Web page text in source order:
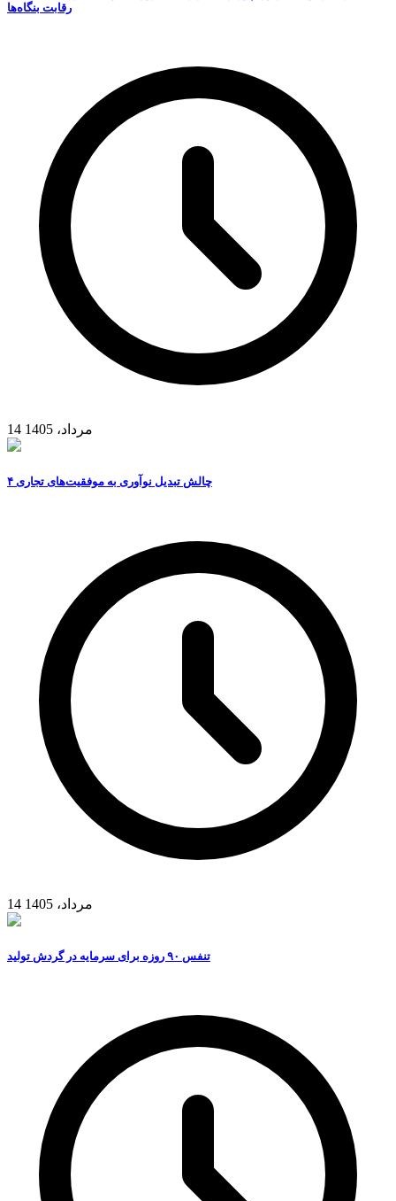
رقابت‌ بنگاه‌ها
14 مرداد، 1405
۴ چالش تبدیل نوآوری به موفقیت‌های تجاری
14 مرداد، 1405
تنفس ۹۰ روزه برای سرمایه در گردش تولید